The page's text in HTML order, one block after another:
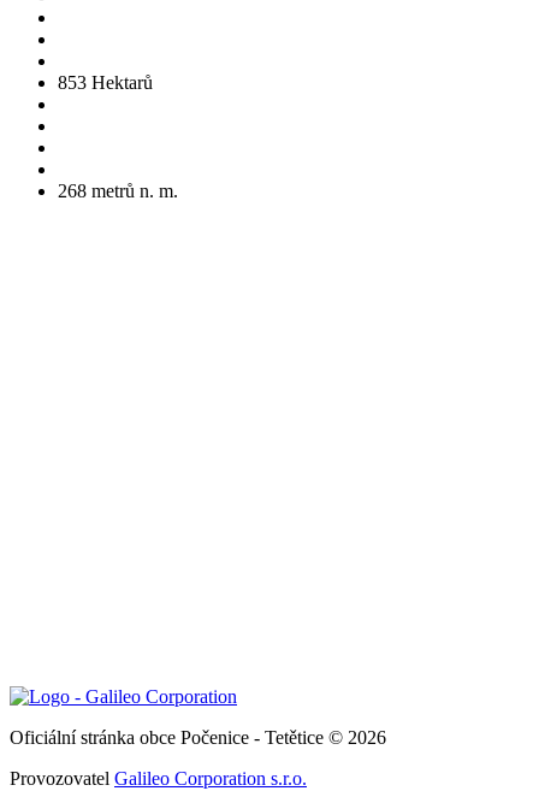
853 Hektarů
268 metrů n. m.
Oficiální stránka obce Počenice - Tetětice © 2026
Provozovatel Galileo Corporation s.r.o.